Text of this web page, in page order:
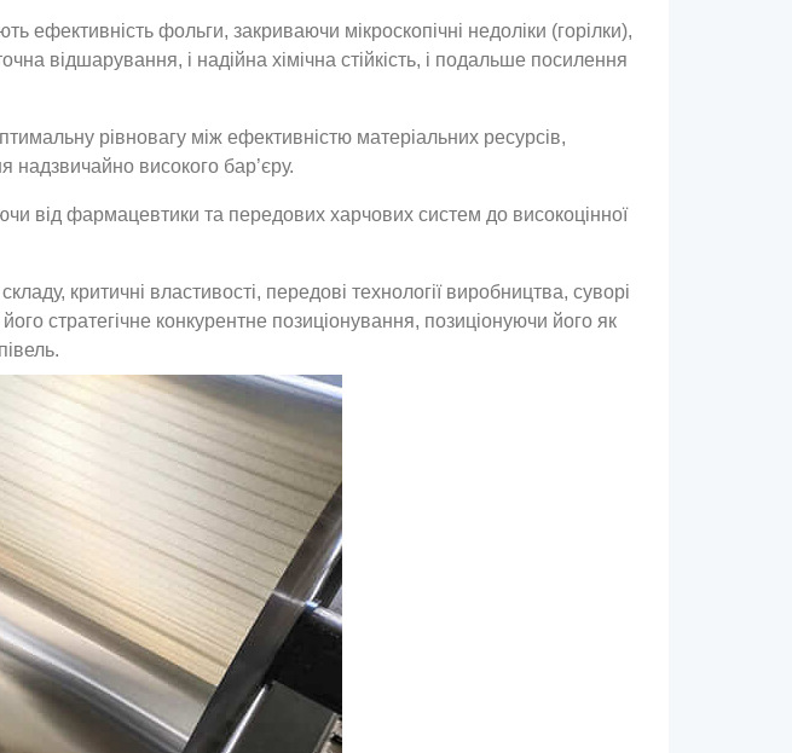
фольги, закриваючи мікроскопічні недоліки (горілки),
відшарування, і надійна хімічна стійкість, і подальше посилення
рівновагу між ефективністю матеріальних ресурсів,
надзвичайно високого бар’єру.
від фармацевтики та передових харчових систем до високоцінної
критичні властивості, передові технології виробництва, суворі
стратегічне конкурентне позиціонування, позиціонуючи його як